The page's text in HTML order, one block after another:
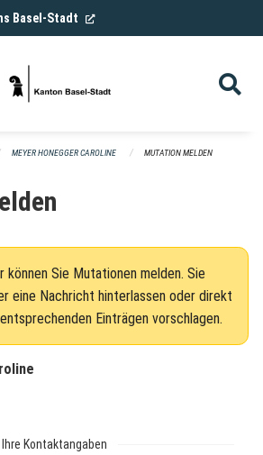
Basel-Stadt (External Link)
MEYER HONEGGER CAROLINE MUTATION MELDEN
können Sie Mutationen melden. Sie
eine Nachricht hinterlassen oder direkt
Einträgen vorschlagen.
Ihre Kontaktangaben